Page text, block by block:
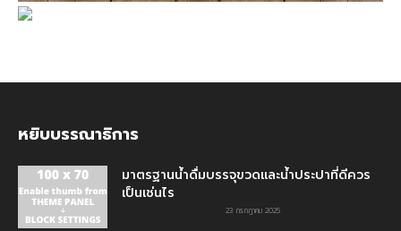
หยิบบรรณาธิการ
มาตรฐานน้ำดื่มบรรจุขวดและน้ำประปาที่ดีควร
เป็นเช่นไร
23 กรกฎาคม 2025